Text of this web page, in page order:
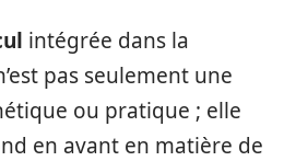
intégrée dans la
pas seulement une
ou pratique ; elle
en avant en matière de